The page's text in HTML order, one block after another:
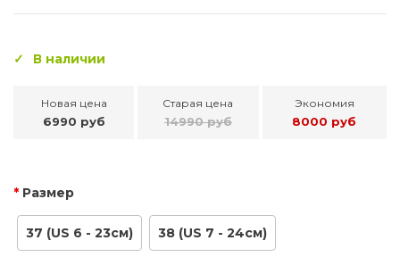
В наличии
Новая цена
6990 руб
Старая цена
14990 руб
Экономия
8000 руб
Размер
37 (US 6 - 23см) 38 (US 7 - 24см)